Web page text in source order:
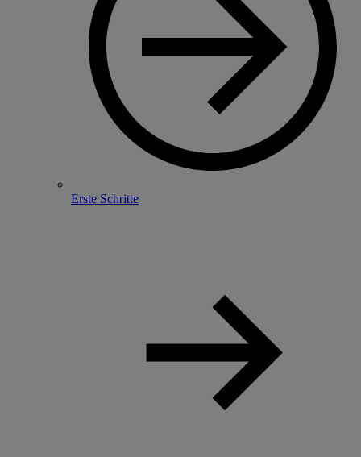
Erste Schritte